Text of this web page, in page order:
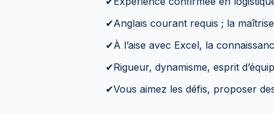
✔Anglais courant requis ; la
✔À l’aise avec Excel, la
✔Rigueur, dynamisme, esprit
✔Vous aimez les défis, proposer